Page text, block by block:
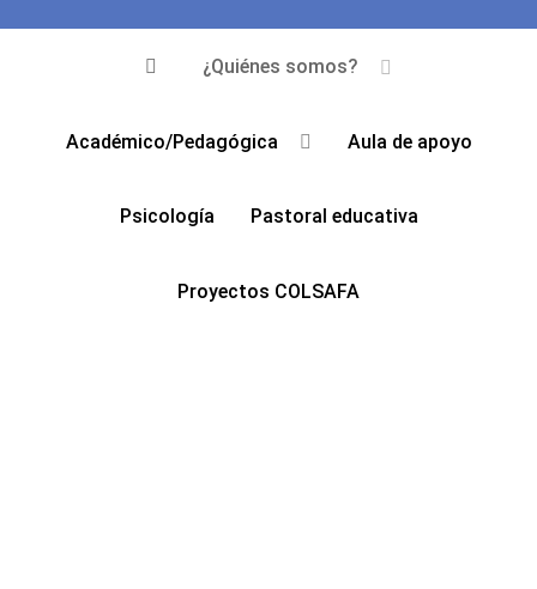
¿Quiénes somos?
Académico/Pedagógica Aula de apoyo
Psicología Pastoral educativa
Proyectos COLSAFA